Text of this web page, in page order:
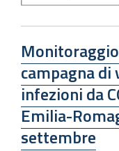
campagna di
infezioni da
Emilia-
settembre